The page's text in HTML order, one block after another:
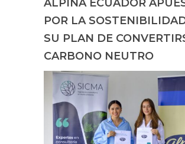
ALPINA ECUADOR
POR LA
SU PLAN DE
CARBONO NEUTRO